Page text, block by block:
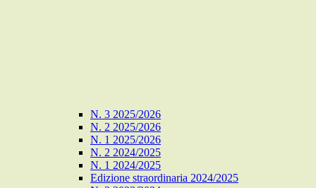
N. 3 2025/2026
N. 2 2025/2026
N. 1 2025/2026
N. 2 2024/2025
N. 1 2024/2025
Edizione straordinaria 2024/2025